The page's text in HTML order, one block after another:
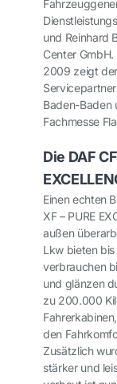
und Reinhard
Center
2009 zeigt
Baden-Baden
Fachmesse
Die DAF
Einen echten
XF – PURE
außen
Lkw bieten
verbrauchen
und glänzen
zu 200.000
den
Zusätzlich
stärker und